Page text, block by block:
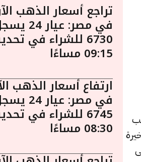
الذهب
تراجع أسعار الذهب
في مصر: عيار
6730 للشراء في
09:15 مساءًا
ارتفاع أسعار الذهب
في مصر: عيار
6745 للشراء في
08:30 مساءًا